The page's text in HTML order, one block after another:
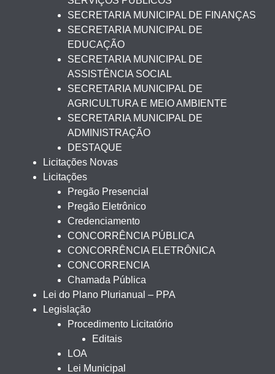
SECRETARIA MUNICIPAL DE FINANÇAS
SECRETARIA MUNICIPAL DE
EDUCAÇÃO
SECRETARIA MUNICIPAL DE
ASSISTÊNCIA SOCIAL
SECRETARIA MUNICIPAL DE
AGRICULTURA E MEIO AMBIENTE
SECRETARIA MUNICIPAL DE
ADMINISTRAÇÃO
DESTAQUE
Licitações Novas
Licitações
Pregão Presencial
Pregão Eletrônico
Credenciamento
CONCORRÊNCIA PÚBLICA
CONCORRÊNCIA ELETRÔNICA
CONCORRENCIA
Chamada Pública
Lei do Plano Plurianual – PPA
Legislação
Procedimento Licitatório
Editais
LOA
Lei Municipal